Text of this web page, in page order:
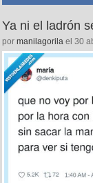
Ya ni el ladrón
por manilagorila el 30